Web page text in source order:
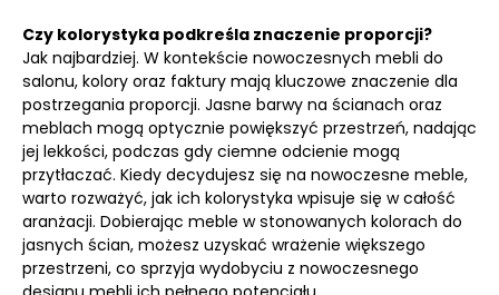
Czy kolorystyka podkreśla znaczenie proporcji?
Jak najbardziej. W kontekście nowoczesnych mebli do
salonu, kolory oraz faktury mają kluczowe znaczenie dla
postrzegania proporcji. Jasne barwy na ścianach oraz
meblach mogą optycznie powiększyć przestrzeń, nadając
jej lekkości, podczas gdy ciemne odcienie mogą
przytłaczać. Kiedy decydujesz się na nowoczesne meble,
warto rozważyć, jak ich kolorystyka wpisuje się w całość
aranżacji. Dobierając meble w stonowanych kolorach do
jasnych ścian, możesz uzyskać wrażenie większego
przestrzeni, co sprzyja wydobyciu z nowoczesnego